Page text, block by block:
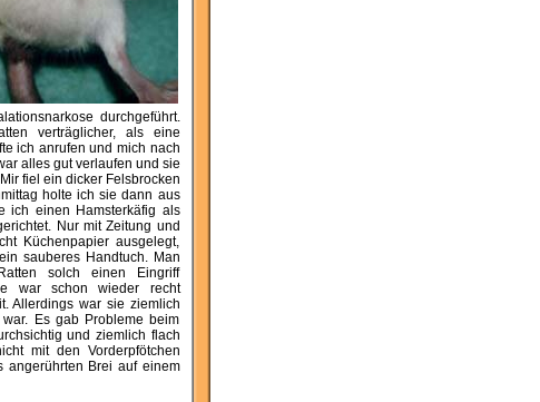
durchgeführt.
verträglicher, als eine
ich anrufen und mich nach
alles gut verlaufen und sie
fiel ein dicker Felsbrocken
holte ich sie dann aus
ich einen Hamsterkäfig als
Nur mit Zeitung und
Küchenpapier ausgelegt,
sauberes Handtuch. Man
solch einen Eingriff
war schon wieder recht
Allerdings war sie ziemlich
Es gab Probleme beim
und ziemlich flach
mit den Vorderpfötchen
angerührten Brei auf einem